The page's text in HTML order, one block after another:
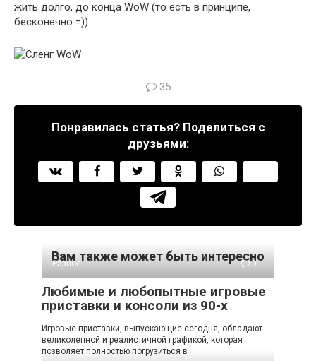
жить долго, до конца WoW (то есть в принципе,
бесконечно =))
35
Понравилась статья? Поделиться с
друзьями:
Вам также может быть интересно
Разное 0
Любимые и любопытные игровые
приставки и консоли из 90-х
Игровые приставки, выпускающие сегодня, обладают
великолепной и реалистичной графикой, которая
позволяет полностью погрузиться в